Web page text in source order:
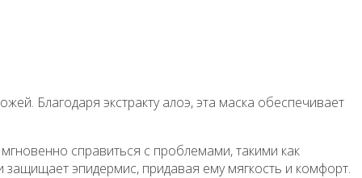
Благодаря экстракту алоэ, эта маска обеспечивает
справиться с проблемами, такими как
эпидермис, придавая ему мягкость и комфорт.